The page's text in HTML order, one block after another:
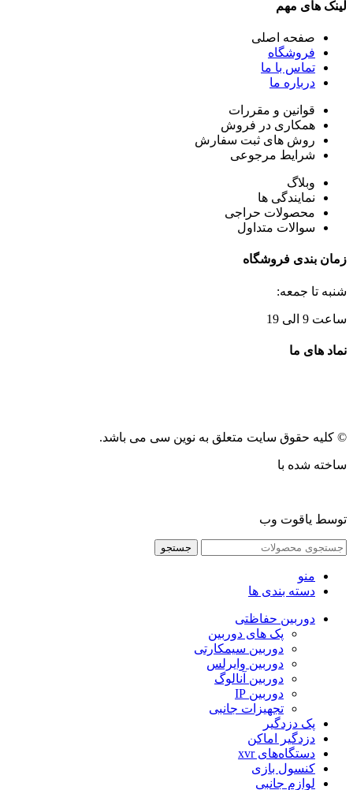
لینک های مهم
صفحه اصلی
فروشگاه
تماس با ما
درباره ما
قوانین و مقررات
همکاری در فروش
روش های ثبت سفارش
شرایط مرجوعی
وبلاگ
نمایندگی ها
محصولات حراجی
سوالات متداول
زمان بندی فروشگاه
شنبه تا جمعه:
ساعت 9 الی 19
نماد های ما
© کلیه حقوق سایت متعلق به نوین سی می باشد.
ساخته شده با
توسط یاقوت وب
جستجو
منو
دسته بندی ها
دوربین حفاظتی
پک های دوربین
دوربین سیمکارتی
دوربین وایرلس
دوربین آنالوگ
دوربین IP
تجهیزات جانبی
پک دزدگیر
دزدگیر اماکن
دستگاه‌های xvr
کنسول بازی
لوازم جانبی